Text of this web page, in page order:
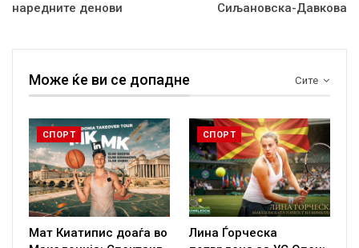
наредните денови
Сиљановска-Давкова
Сите
Може ќе ви се допадне
СПОРТ
Мат Киатипис доаѓа во
СПОРТ
Лина Ѓорческа